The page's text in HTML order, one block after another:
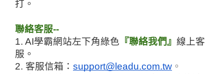
打。
聯絡客服--
1. AI學霸網站左下角綠色 『聯絡我們』 線上客
服 。
2. 客服信箱： support@leadu.com.tw 。